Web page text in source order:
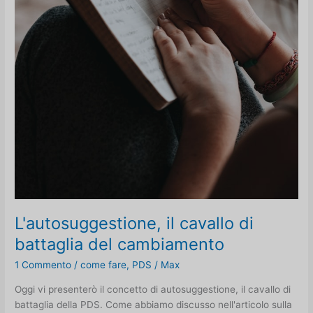
L'autosuggestione, il cavallo di
battaglia del cambiamento
1 Commento /come fare, PDS / Max
Oggi vi presenterò il concetto di autosuggestione, il cavallo di
battaglia della PDS. Come abbiamo discusso nell'articolo sulla